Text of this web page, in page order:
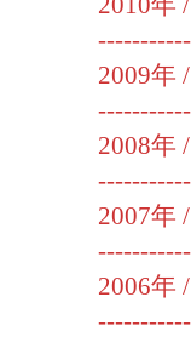
2009年 /
2008年 /
2007年 /
2006年 /